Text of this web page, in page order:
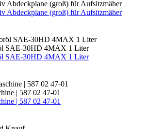
Abdeckplane (groß) für Aufsitzmäher
Abdeckplane (groß) für Aufsitzmäher
SAE-30HD 4MAX 1 Liter
SAE-30HD 4MAX 1 Liter
| 587 02 47-01
| 587 02 47-01